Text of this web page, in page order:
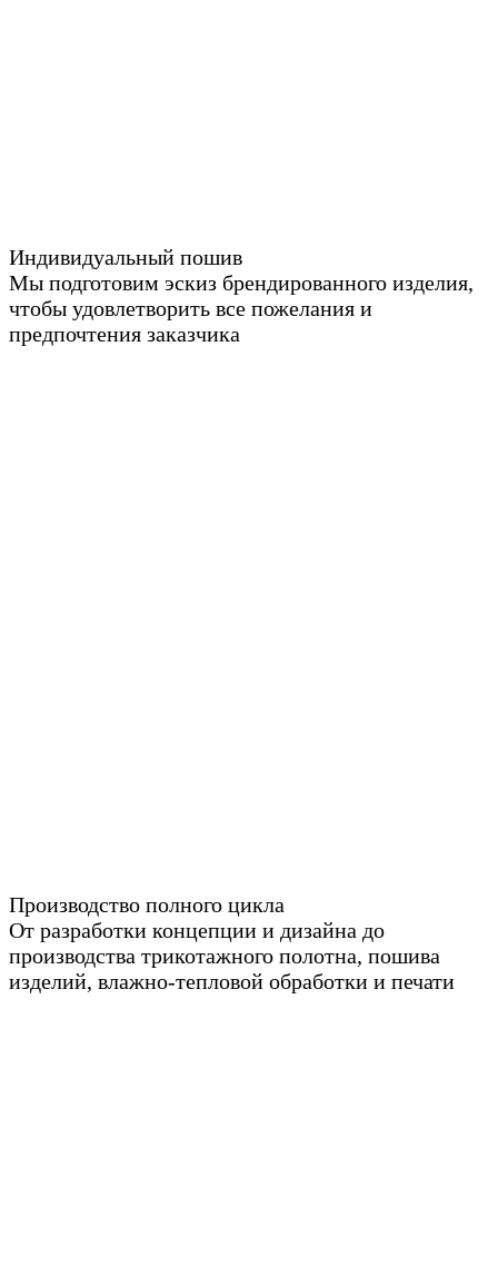
Индивидуальный пошив
Мы подготовим эскиз брендированного изделия,
чтобы удовлетворить все пожелания и
предпочтения заказчика
Производство полного цикла
От разработки концепции и дизайна до
производства трикотажного полотна, пошива
изделий, влажно-тепловой обработки и печати